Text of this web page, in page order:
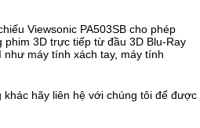
Viewsonic PA503SB cho phép
phim 3D trực tiếp từ đầu 3D Blu-Ray
máy tính xách tay, máy tính
khác hãy liên hệ với chúng tôi để được